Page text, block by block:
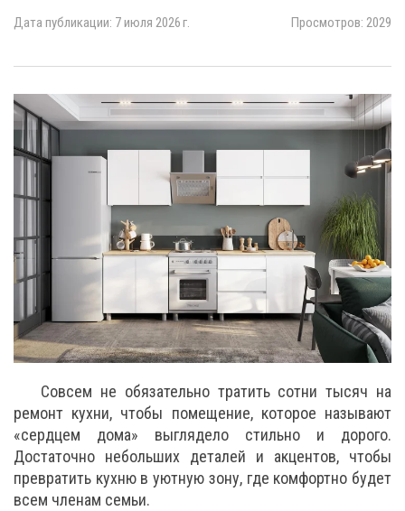
Дата публикации: 7 июля 2026 г. Просмотров: 2029
Совсем не обязательно тратить сотни тысяч на
ремонт кухни, чтобы помещение, которое называют
«сердцем дома» выглядело стильно и дорого.
Достаточно небольших деталей и акцентов, чтобы
превратить кухню в уютную зону, где комфортно будет
всем членам семьи.